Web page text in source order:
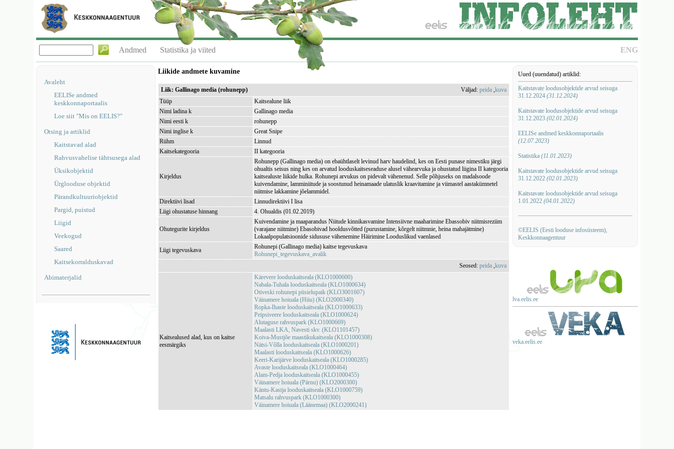
ENG
Andmed Statistika ja viited
Avaleht
EELISe andmed
keskkonnaportaalis
Loe siit "Mis on EELIS?"
Otsing ja artiklid
Kaitstavad alad
Rahvusvahelise tähtsusega alad
Üksikobjektid
Ürglooduse objektid
Pärandkultuuriobjektid
Pargid, puistud
Liigid
Veekogud
Saared
Kaitsekorralduskavad
Abimaterjalid
Uued (uuendatud) artiklid:
Kaitstavate loodusobjektide arvud seisuga
31.12.2024 (31.12.2024)
Kaitstavate loodusobjektide arvud seisuga
31.12.2023 (02.01.2024)
EELISe andmed keskkonnaportaalis
(12.07.2023)
Statistika (11.01.2023)
Kaitstavate loodusobjektide arvud seisuga
31.12.2022 (02.01.2023)
Kaitstavate loodusobjektide arvud seisuga
1.01.2022 (04.01.2022)
©EELIS (Eesti looduse infosüsteem),
Keskkonnaagentuur
lva.eelis.ee
veka.eelis.ee
Liikide andmete kuvamine
Liik: Gallinago media (rohunepp) Väljad:peida ,kuva
Tüüp
Kaitsealune liik
Nimi ladina k
Gallinago media
Nimi eesti k
rohunepp
Nimi inglise k
Great Snipe
Rühm
Linnud
Kaitsekategooria
II kategooria
Kirjeldus
Rohunepp (Gallinago media) on ebaühtlaselt levinud harv haudelind, kes on Eesti punase nimestiku järgi
ohualtis seisus ning kes on arvatud looduskaitseseaduse alusel vähearvuka ja ohustatud liigina II kategooria
kaitsealuste liikide hulka. Rohunepi arvukus on pidevalt vähenenud. Selle põhjuseks on madalsoode
kuivendamine, lamminiitude ja soostunud heinamaade ulatuslik kraavitamine ja viimastel aastakümnetel
niitmise lakkamine jõelammidel.
Direktiivi lisad
Linnudirektiivi I lisa
Liigi ohustatuse hinnang
4. Ohualdis (01.02.2019)
Ohutegurite kirjeldus
Kuivendamine ja maaparandus Niitude kinnikasvamine Intensiivne maaharimine Ebassobiv niitmisreziim
(varajane niitmine) Ebasobivad hooldusvõtted (purustamine, kõrgelt niitmnie, heina mahajätmine)
Lokaalpopulatsioonide sidususe vähenemine Häirimine Looduslikud vaenlased
Liigi tegevuskava
Rohunepi (Gallinago media) kaitse tegevuskava
Rohunepi_tegevuskava_avalik
Seosed:peida ,kuva
Kaitsealused alad, kus on kaitse
eesmärgiks
Kärevere looduskaitseala (KLO1000600)
Nabala-Tuhala looduskaitseala (KLO1000634)
Otiveski rohunepi püsielupaik (KLO3001607)
Väinamere hoiuala (Hiiu) (KLO2000340)
Ropka-Ihaste looduskaitseala (KLO1000633)
Peipsiveere looduskaitseala (KLO1000624)
Alutaguse rahvuspark (KLO1000669)
Maalasti LKA, Navesti skv. (KLO1101457)
Koiva-Mustjõe maastikukaitseala (KLO1000308)
Nätsi-Võlla looduskaitseala (KLO1000201)
Maalasti looduskaitseala (KLO1000626)
Keeri-Karijärve looduskaitseala (KLO1000285)
Avaste looduskaitseala (KLO1000464)
Alam-Pedja looduskaitseala (KLO1000455)
Väinamere hoiuala (Pärnu) (KLO2000300)
Käntu-Kastja looduskaitseala (KLO1000759)
Matsalu rahvuspark (KLO1000300)
Väinamere hoiuala (Läänemaa) (KLO2000241)